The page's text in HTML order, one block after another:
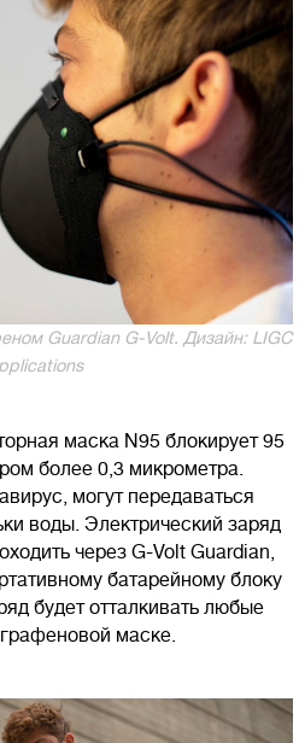
Guardian G-Volt. Дизайн: LIGC
маска N95 блокирует 95
более 0,3 микрометра.
могут передаваться
воды. Электрический заряд
через G-Volt Guardian,
батарейному блоку
будет отталкивать любые
маске.